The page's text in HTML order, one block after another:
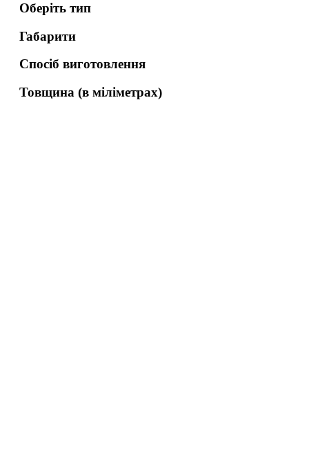
Оберіть тип
Габарити
Спосіб виготовлення
Товщина (в міліметрах)